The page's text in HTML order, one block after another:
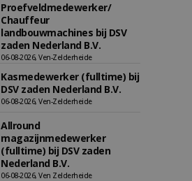
Proefveldmedewerker/
Chauffeur
landbouwmachines bij DSV
zaden Nederland B.V.
06-08-2026, Ven-Zelderheide
Kasmedewerker (fulltime) bij
DSV zaden Nederland B.V.
06-08-2026, Ven-Zelderheide
Allround
magazijnmedewerker
(fulltime) bij DSV zaden
Nederland B.V.
06-08-2026, Ven Zelderheide